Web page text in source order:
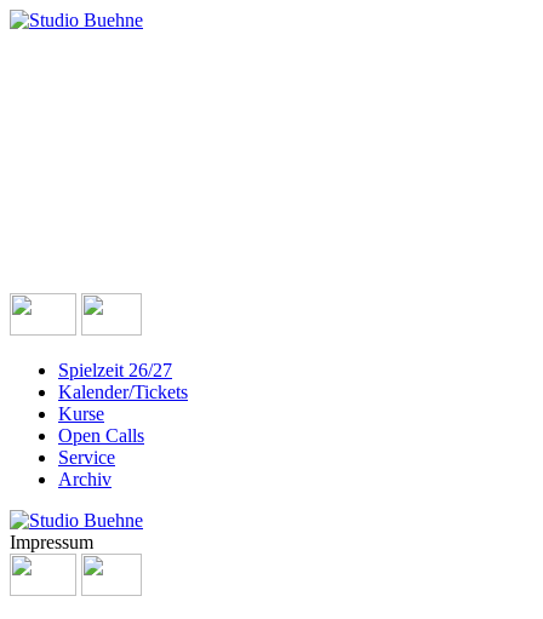
Spielzeit 26/27
Kalender/Tickets
Kurse
Open Calls
Service
Archiv
Impressum